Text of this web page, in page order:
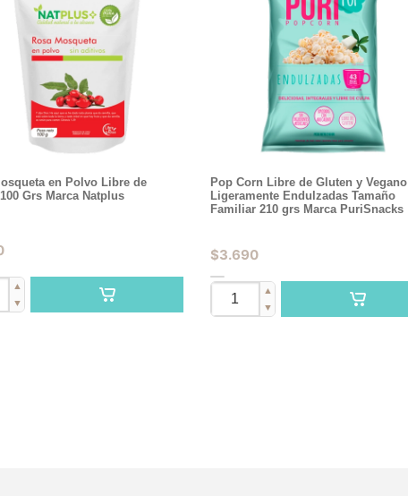
en Polvo Libre de
Grs Marca Natplus
▲
▼
Pop Corn Libre de Gluten y Vegano
Ligeramente Endulzadas Tamaño
Familiar 210 grs Marca PuriSnacks
$3.690
▲
▼